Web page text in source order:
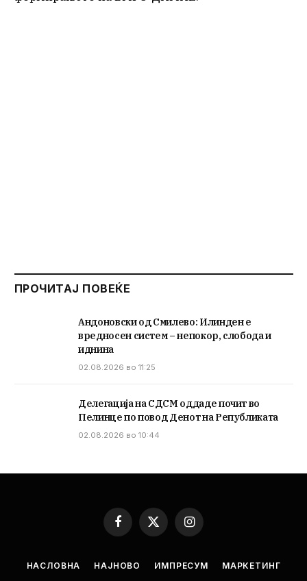
ПРОЧИТАЈ ПОВЕЌЕ
Андоновски од Смилево: Илинден е
вредносен систем – непокор, слобода и
иднина
02.08.2026 во 11:25
Делегација на СДСМ оддаде почит во
Пелинце по повод Денот на Републиката
02.08.2026 во 10:44
Facebook
X
(Twitter)
Instagram
НАСЛОВНА НАЈНОВО ИМПРЕСУМ МАРКЕТИНГ